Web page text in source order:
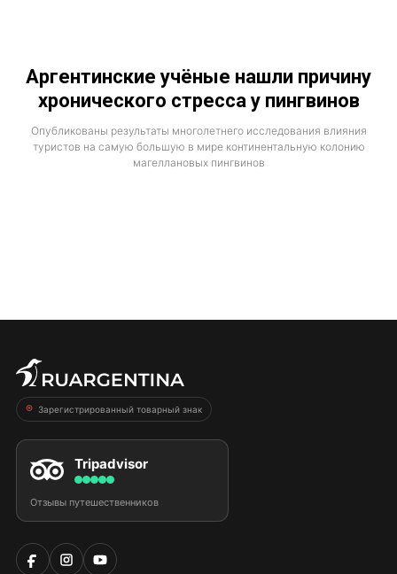
Аргентинские учёные нашли причину
хронического стресса у пингвинов
Опубликованы результаты многолетнего исследования влияния
туристов на самую большую в мире континентальную колонию
магеллановых пингвинов
Зарегистрированный товарный знак
Tripadvisor
Отзывы путешественников